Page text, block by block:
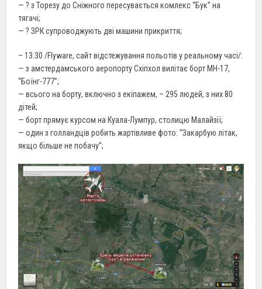
— ? з Торезу до Сніжного пересувається комлекс “Бук” на
тягачі;
— ? ЗРК супроводжують дві машини прикриття;
– 13.30 /Flyware, сайт відстежування польотів у реальному часі/:
— з амстердамського аеропорту Схіпхол вилітає борт MН-17,
“Боїнг-777”;
— всього на борту, включно з екіпажем, – 295 людей, з них 80
дітей;
— борт прямує курсом на Куала-Лумпур, столицю Малайзії;
— один з голландців робить жартівливе фото: “Закарбую літак,
якщо більше не побачу”;